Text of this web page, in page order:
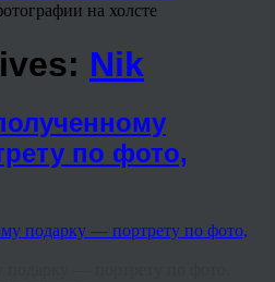
на холсте
Nik
по фото,